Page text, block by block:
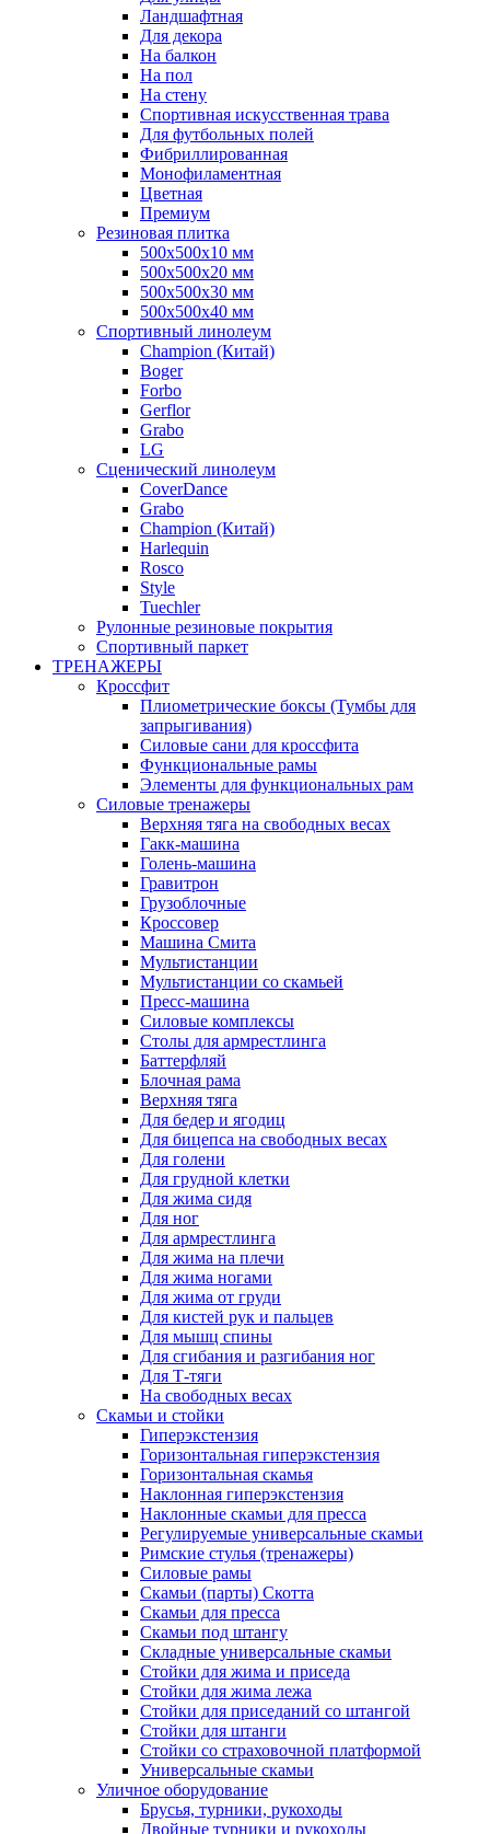
Ландшафтная
Для декора
На балкон
На пол
На стену
Спортивная искусственная трава
Для футбольных полей
Фибриллированная
Монофиламентная
Цветная
Премиум
Резиновая плитка
500х500х10 мм
500х500х20 мм
500х500х30 мм
500х500х40 мм
Спортивный линолеум
Champion (Китай)
Boger
Forbo
Gerflor
Grabo
LG
Сценический линолеум
CoverDance
Grabo
Champion (Китай)
Harlequin
Rosco
Style
Tuechler
Рулонные резиновые покрытия
Спортивный паркет
ТРЕНАЖЕРЫ
Кроссфит
Плиометрические боксы (Тумбы для
запрыгивания)
Силовые сани для кроссфита
Функциональные рамы
Элементы для функциональных рам
Силовые тренажеры
Верхняя тяга на свободных весах
Гакк-машина
Голень-машина
Гравитрон
Грузоблочные
Кроссовер
Машина Смита
Мультистанции
Мультистанции со скамьей
Пресс-машина
Силовые комплексы
Столы для армрестлинга
Баттерфляй
Блочная рама
Верхняя тяга
Для бедер и ягодиц
Для бицепса на свободных весах
Для голени
Для грудной клетки
Для жима сидя
Для ног
Для армрестлинга
Для жима на плечи
Для жима ногами
Для жима от груди
Для кистей рук и пальцев
Для мышц спины
Для сгибания и разгибания ног
Для Т-тяги
На свободных весах
Скамьи и стойки
Гиперэкстензия
Горизонтальная гиперэкстензия
Горизонтальная скамья
Наклонная гиперэкстензия
Наклонные скамьи для пресса
Регулируемые универсальные скамьи
Римские стулья (тренажеры)
Силовые рамы
Скамьи (парты) Скотта
Скамьи для пресса
Скамьи под штангу
Складные универсальные скамьи
Стойки для жима и приседа
Стойки для жима лежа
Стойки для приседаний со штангой
Стойки для штанги
Стойки со страховочной платформой
Универсальные скамьи
Уличное оборудование
Брусья, турники, рукоходы
Двойные турники и рукоходы